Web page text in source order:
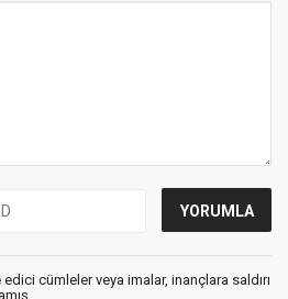
cümleler veya imalar, inançlara saldırı